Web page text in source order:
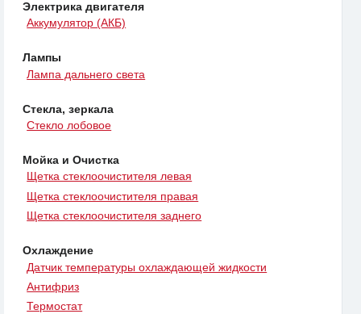
Электрика двигателя
Аккумулятор (АКБ)
Лампы
Лампа дальнего света
Стекла, зеркала
Стекло лобовое
Мойка и Очистка
Щетка стеклоочистителя левая
Щетка стеклоочистителя правая
Щетка стеклоочистителя заднего
Охлаждение
Датчик температуры охлаждающей жидкости
Антифриз
Термостат